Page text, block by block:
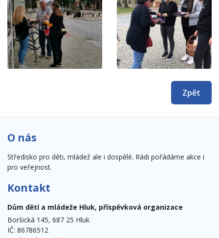
Zpět
O nás
Středisko pro děti, mládež ale i dospělé. Rádi pořádáme akce i
pro veřejnost.
Kontakt
Dům dětí a mládeže Hluk, příspěvková organizace
Boršická 145, 687 25 Hluk
IČ: 86786512